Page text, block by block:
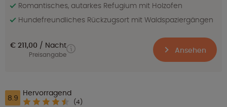
Romantisches, autarkes Refugium mit Holzofen
Hundefreundliches Rückzugsort mit Waldspaziergängen
€ 211,00 Nacht
Preisangabe Ansehen
8.9 Hervorragend
(4)